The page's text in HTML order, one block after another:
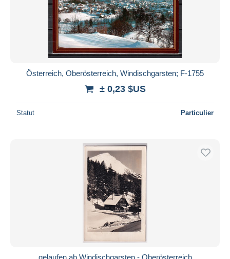
Österreich, Oberösterreich, Windischgarsten; F-1755
± 0,23 $US
Statut Particulier
gelaufen ab Windischgarsten - Oberösterreich